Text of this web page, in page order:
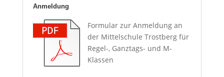
Anmeldung
Formular zur Anmeldung an
der Mittelschule Trostberg für
Regel-, Ganztags- und M-
Klassen